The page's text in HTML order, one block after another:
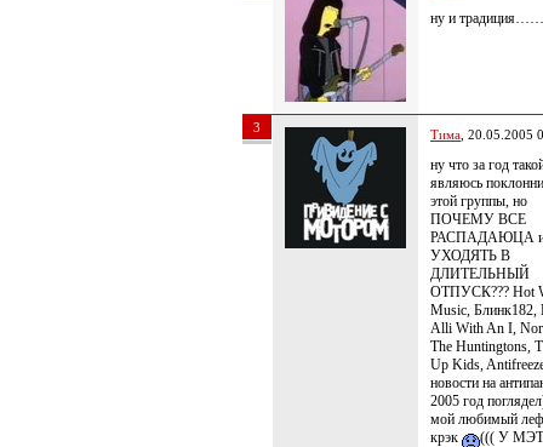
ну и традиция……
3 Тима , 20.05.2005
ну что за год
являюсь
этой группы, но
ПОЧЕМУ ВСЕ
РАСПАДАЮЦА
УХОДЯТЬ В
ДЛИТЕЛЬНЫЙ
ОТПУСК??? Hot
Music, Блинк182,
Alli With An I,
The Huntingtons,
Up Kids,
новости на
2005 год
мой любимый
крэк
((( У